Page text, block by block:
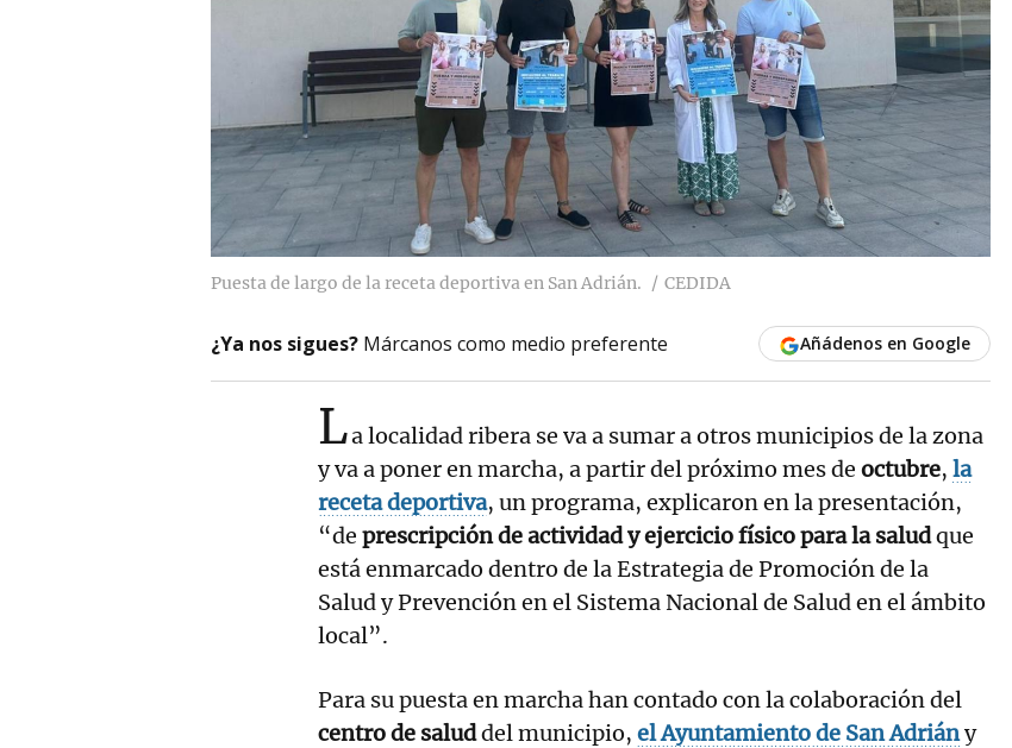
Puesta de largo de la receta deportiva en San Adrián. CEDIDA
¿Ya nos sigues? Márcanos como medio preferente Añádenos en Google
La localidad ribera se va a sumar a otros municipios de la zona
y va a poner en marcha, a partir del próximo mes de octubre, la
receta deportiva, un programa, explicaron en la presentación,
“de prescripción de actividad y ejercicio físico para la saludque
está enmarcado dentro de la Estrategia de Promoción de la
Salud y Prevención en el Sistema Nacional de Salud en el ámbito
local”.
Para su puesta en marcha han contado con la colaboración del
centro de saluddel municipio, el Ayuntamiento de San Adriány